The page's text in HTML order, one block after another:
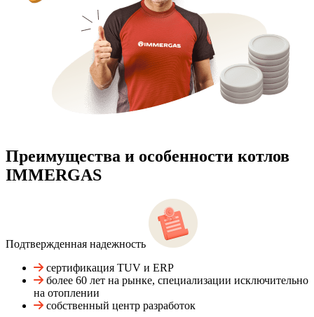
Преимущества и особенности котлов
IMMERGAS
Подтвержденная надежность
сертификация TUV и ERP
более 60 лет на рынке, специализации исключительно
на отоплении
собственный центр разработок